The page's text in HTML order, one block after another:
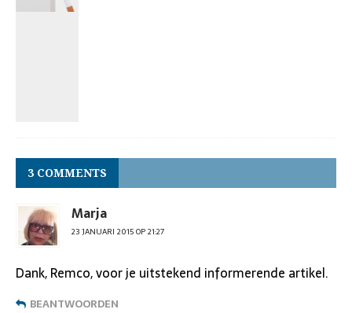
3 COMMENTS
Marja
23 JANUARI 2015 OP 21:27
Dank, Remco, voor je uitstekend informerende artikel.
BEANTWOORDEN